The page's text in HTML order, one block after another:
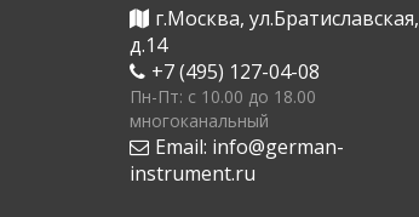
г.Москва, ул.Братиславская,
д.14
+7 (495) 127-04-08
Пн-Пт: c 10.00 до 18.00
многоканальный
Email: info@german-
instrument.ru